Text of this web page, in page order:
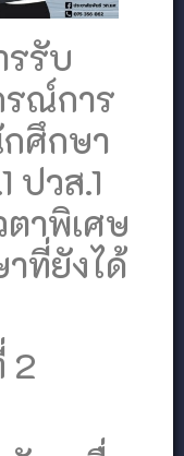
รรับ
รณ์การ
กศึกษา
ปวส.1
ตาพิเศษ
ที่ยังได้
2